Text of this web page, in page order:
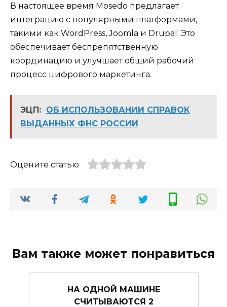
В настоящее время Mosedo предлагает
интеграцию с популярными платформами,
такими как WordPress, Joomla и Drupal. Это
обеспечивает беспрепятственную
координацию и улучшает общий рабочий
процесс цифрового маркетинга.
ЭЦП: ОБ ИСПОЛЬЗОВАНИИ СПРАВОК
ВЫДАННЫХ ФНС РОССИИ
Оцените статью
Вам также может понравиться
НА ОДНОЙ МАШИНЕ
СЧИТЫВАЮТСЯ 2